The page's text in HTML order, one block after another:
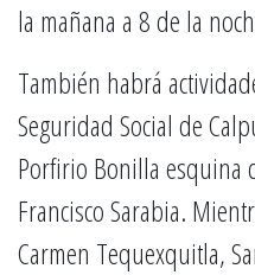
la mañana a 8 de la
También habrá
Seguridad Social de
Porfirio Bonilla esquina
Francisco Sarabia.
Carmen Tequexquitla,